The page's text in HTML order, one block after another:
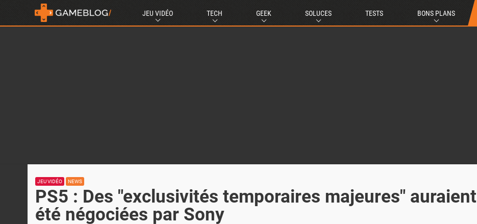
JEU VIDÉO TECH GEEK SOLUCES TESTS BONS PLANS
JEU VIDÉO NEWS
PS5 : Des "exclusivités temporaires majeures" auraient
été négociées par Sony